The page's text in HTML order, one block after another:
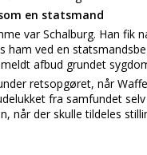
en statsmand
var Schalburg. Han fik
ham ved en
afbud grundet
retsopgøret, når
fra samfundet
når der skulle tildeles